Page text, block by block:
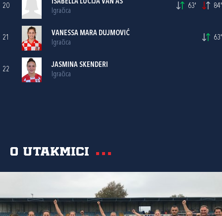
20
ISABELLA LUCIJA VAN AS
Igračica
63' 84'
21
VANESSA MARA DUJMOVIĆ
Igračica
63'
22
JASMINA SKENDERI
Igračica
O utakmici